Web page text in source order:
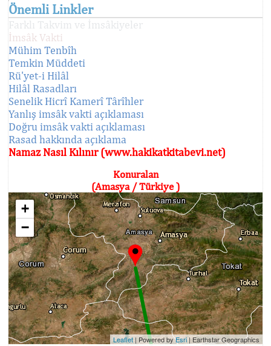
Önemli Linkler
Farklı Takvim ve İmsâkiyeler
İmsâk Vakti
Mühim Tenbîh
Temkin Müddeti
Rü'yet-i Hilâl
Hilâl Rasadları
Senelik Hicrî Kamerî Târîhler
Yanlış imsâk vakti açıklaması
Doğru imsâk vakti açıklaması
Rasad hakkında açıklama
Namaz Nasıl Kılınır (www.hakikatkitabevi.net)
Konuralan
(Amasya / Türkiye )
+
−
Leaflet| Powered byEsri |Earthstar Geographics